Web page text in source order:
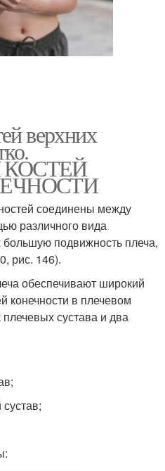
верхних
соединены между
различного вида
подвижность плеча,
рис. 146).
обеспечивают широкий
конечности в плечевом
сустава и два